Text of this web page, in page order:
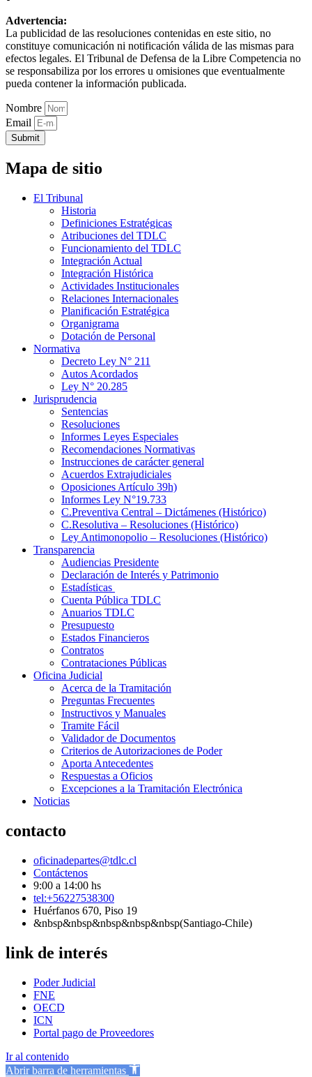
Advertencia:
La publicidad de las resoluciones contenidas en este sitio, no
constituye comunicación ni notificación válida de las mismas para
efectos legales. El Tribunal de Defensa de la Libre Competencia no
se responsabiliza por los errores u omisiones que eventualmente
pueda contener la información publicada.
Nombre
Email
Submit
Mapa de sitio
El Tribunal
Historia
Definiciones Estratégicas
Atribuciones del TDLC
Funcionamiento del TDLC
Integración Actual
Integración Histórica
Actividades Institucionales
Relaciones Internacionales
Planificación Estratégica
Organigrama
Dotación de Personal
Normativa
Decreto Ley N° 211
Autos Acordados
Ley N° 20.285
Jurisprudencia
Sentencias
Resoluciones
Informes Leyes Especiales
Recomendaciones Normativas
Instrucciones de carácter general
Acuerdos Extrajudiciales
Oposiciones Artículo 39h)
Informes Ley N°19.733
C.Preventiva Central – Dictámenes (Histórico)
C.Resolutiva – Resoluciones (Histórico)
Ley Antimonopolio – Resoluciones (Histórico)
Transparencia
Audiencias Presidente
Declaración de Interés y Patrimonio
Estadísticas
Cuenta Pública TDLC
Anuarios TDLC
Presupuesto
Estados Financieros
Contratos
Contrataciones Públicas
Oficina Judicial
Acerca de la Tramitación
Preguntas Frecuentes
Instructivos y Manuales
Tramite Fácil
Validador de Documentos
Criterios de Autorizaciones de Poder
Aporta Antecedentes
Respuestas a Oficios
Excepciones a la Tramitación Electrónica
Noticias
contacto
oficinadepartes@tdlc.cl
Contáctenos
9:00 a 14:00 hs
tel:+56227538300
Huérfanos 670, Piso 19
&nbsp&nbsp&nbsp&nbsp&nbsp(Santiago-Chile)
link de interés
Poder Judicial
FNE
OECD
ICN
Portal pago de Proveedores
Ir al contenido
Abrir barra de herramientas